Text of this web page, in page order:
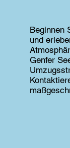
Beginnen
und
Genfer